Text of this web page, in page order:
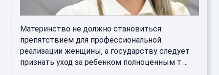
Материнство не должно становиться
препятствием для профессиональной
реализации женщины, а государству следует
признать уход за ребенком полноценным т ...